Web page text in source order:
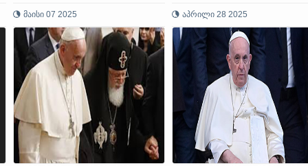
მაისი 07 2025
გარდაცვალების გამო
აპრილი 28 2025